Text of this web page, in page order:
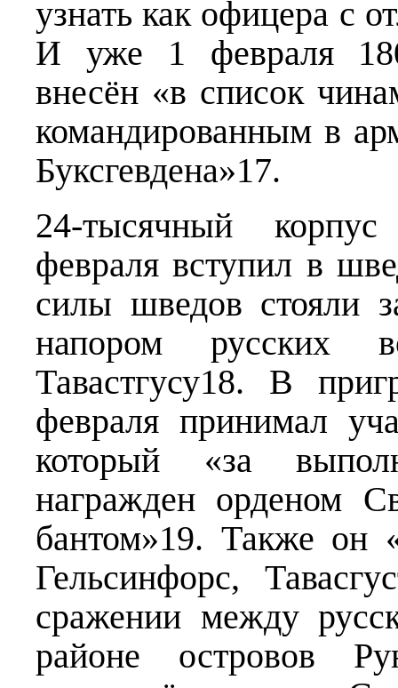
узнать как офицера с
И уже 1 февраля
внесён «в список
командированным в
Буксгевдена»17.
24-тысячный
февраля вступил в
силы шведов стояли
напором русских
Тавастгусу18. В
февраля принимал
который «за
награжден орденом
бантом»19. Также он
Гельсинфорс,
сражении между
районе островов